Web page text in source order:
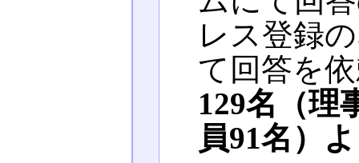
レス登録
て回答を
129名（理
員91名）